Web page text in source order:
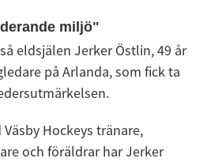
miljö"
eldsjälen Jerker Östlin, 49 år
på Arlanda, som fick ta
Hockeys tränare,
och föräldrar har Jerker